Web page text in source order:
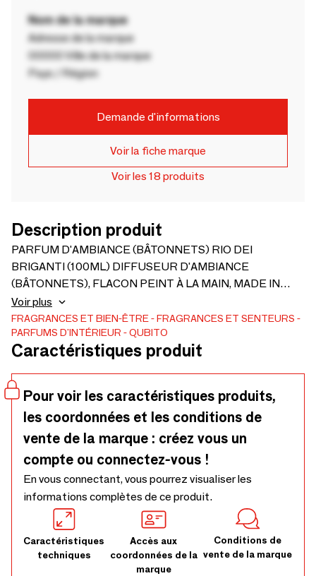
Nom de la marque
Adresse de la marque
00000 Ville de la marque
Pays / Région
Demande d'informations
Voir la fiche marque
Voir les 18 produits
Description produit
PARFUM D'AMBIANCE (BÂTONNETS) RIO DEI
BRIGANTI (100ML) DIFFUSEUR D'AMBIANCE
(BÂTONNETS), FLACON PEINT À LA MAIN, MADE IN
ITALY. Une création aux accents frais de bergamote et de
cardamome et aux notes sophistiquées de thé et d'iris,
associées au parfum aromatique de lavande. PYRAMIDE
OLFACTIVE Notes de tête : bergamote, cardamome
fond : iris, bois de cèdre, musc. INSPIRATIONUNE cascade
rugit à la lisière d'un village fantôme, oublié dans son
silence. Tout autour, la fraîcheur verte d'un bois luxuriant et
le doux parfum des violettes.
Voir plus
FRAGRANCES ET BIEN-ÊTRE
FRAGRANCES ET SENTEURS
PARFUMS D'INTÉRIEUR
QUBITO
Caractéristiques produit
Pour voir les caractéristiques produits,
les coordonnées et les conditions de
vente de la marque : créez vous un
compte ou connectez-vous !
En vous connectant, vous pourrez visualiser les
informations complètes de ce produit.
Caractéristiques
techniques
Accès aux
coordonnées de la
marque
Conditions de
vente de la marque